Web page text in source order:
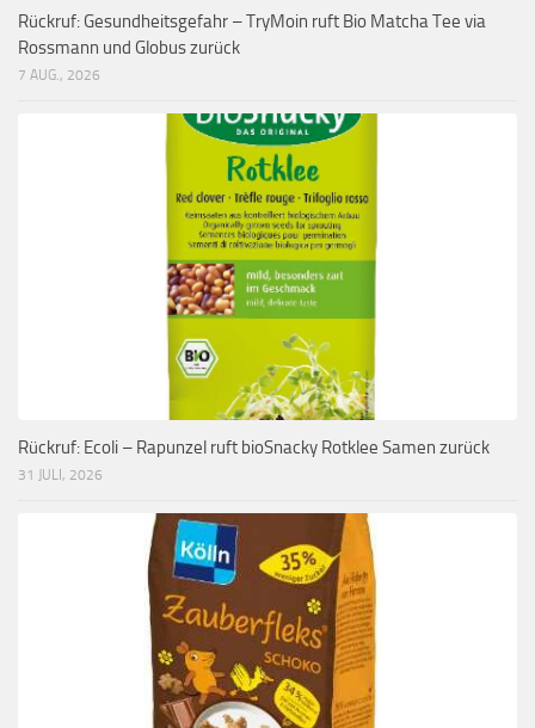
Rückruf: Gesundheitsgefahr – TryMoin ruft Bio Matcha Tee via
Rossmann und Globus zurück
7 AUG., 2026
Rückruf: Ecoli – Rapunzel ruft bioSnacky Rotklee Samen zurück
31 JULI, 2026